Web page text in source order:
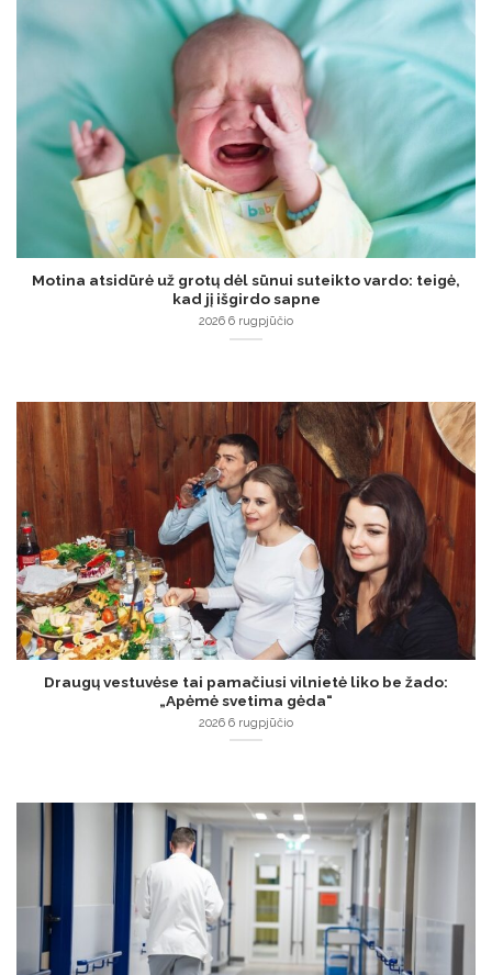
Motina atsidūrė už grotų dėl sūnui suteikto vardo: teigė,
kad jį išgirdo sapne
2026 6 rugpjūčio
Draugų vestuvėse tai pamačiusi vilnietė liko be žado:
„Apėmė svetima gėda“
2026 6 rugpjūčio